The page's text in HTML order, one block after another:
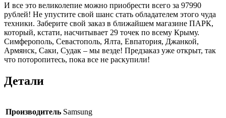
И все это великолепие можно приобрести всего за 97990
рублей! Не упустите свой шанс стать обладателем этого чуда
техники. Заберите свой заказ в ближайшем магазине ПАРК,
который, кстати, насчитывает 29 точек по всему Крыму.
Симферополь, Севастополь, Ялта, Евпатория, Джанкой,
Армянск, Саки, Судак – мы везде! Предзаказ уже открыт, так
что поторопитесь, пока все не раскупили!
Детали
Производитель Samsung